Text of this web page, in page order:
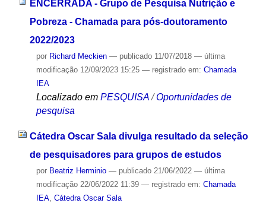
ENCERRADA - Grupo de Pesquisa Nutrição e
Pobreza - Chamada para pós-doutoramento
2022/2023
por Richard Meckien — publicado11/07/2018 — última
modificação12/09/2023 15:25 — registrado em: Chamada
IEA
Localizado em PESQUISA /Oportunidades de
pesquisa
Cátedra Oscar Sala divulga resultado da seleção
de pesquisadores para grupos de estudos
por Beatriz Herminio — publicado21/06/2022 — última
modificação22/06/2022 11:39 — registrado em: Chamada
IEA, Cátedra Oscar Sala